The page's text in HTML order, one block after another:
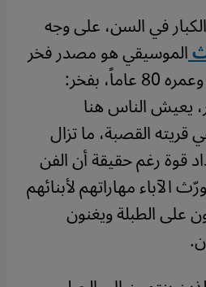
في السن، على وجه
الموسيقي هو مصدر فخر
كبير. وكما يقول علي، وعمره 80 عاماً، بفخر:
يعيش الناس هنا
القصبة، ما تزال
قوة رغم حقيقة أن الفن
الآباء مهاراتهم لأبنائهم
على الطبلة ويغنون